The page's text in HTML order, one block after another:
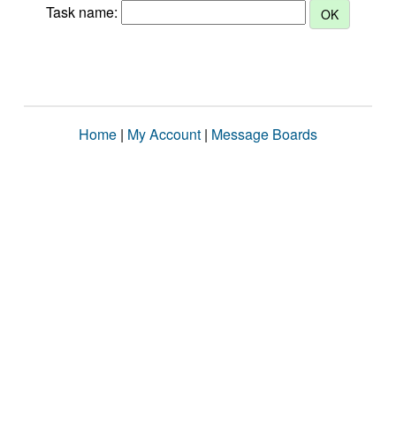
Task name:
Home | My Account | Message Boards